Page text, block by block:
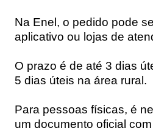
Na Enel, o pedido pode
aplicativo ou lojas de
O prazo é de até 3 dias
5 dias úteis na área rural.
Para pessoas físicas, é
um documento oficial